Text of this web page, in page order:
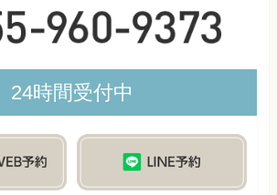
24時間受付中